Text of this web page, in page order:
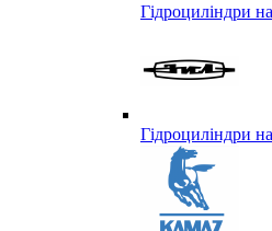
Гідроциліндри
Гідроциліндри